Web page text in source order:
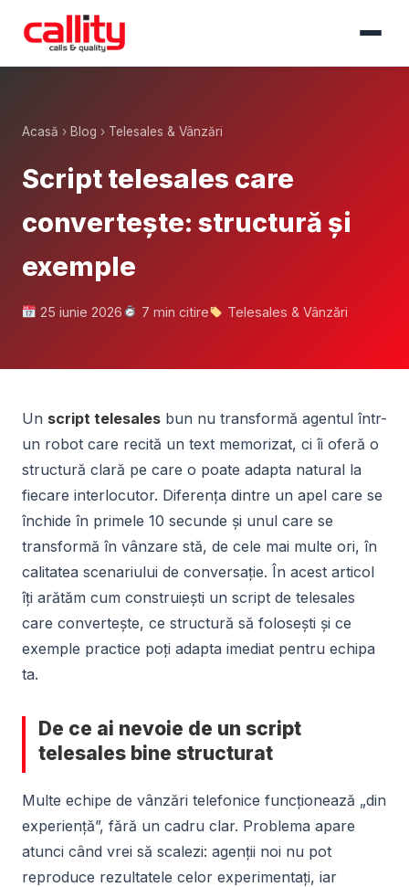
Acasă › Blog › Telesales & Vânzări
Script telesales care
convertește: structură și
exemple
25 iunie 2026 7 min citire Telesales & Vânzări
Un script telesales bun nu transformă agentul într-
un robot care recită un text memorizat, ci îi oferă o
structură clară pe care o poate adapta natural la
fiecare interlocutor. Diferența dintre un apel care se
închide în primele 10 secunde și unul care se
transformă în vânzare stă, de cele mai multe ori, în
calitatea scenariului de conversație. În acest articol
îți arătăm cum construiești un script de telesales
care convertește, ce structură să folosești și ce
exemple practice poți adapta imediat pentru echipa
ta.
De ce ai nevoie de un script
telesales bine structurat
Multe echipe de vânzări telefonice funcționează „din
experiență”, fără un cadru clar. Problema apare
atunci când vrei să scalezi: agenții noi nu pot
reproduce rezultatele celor experimentați, iar